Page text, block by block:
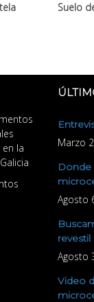
Suelo
la
Marzo
Donde
Agosto
revestil
Agosto
Video